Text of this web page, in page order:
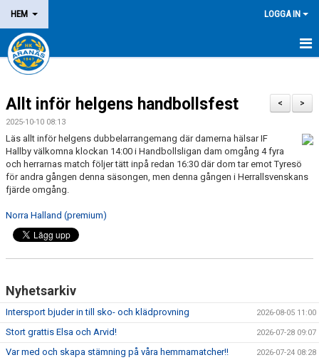
HEM LOGGA IN
NYHETER
OM KLUBBEN
MEDLEM
LEDARE
DOMARE/FUNKTIONÄR
KALENDER
MATCHER
LOTTERIER
>
<
Allt inför helgens handbollsfest
2025-10-10 08:13
Läs allt inför helgens dubbelarrangemang där damerna hälsar IF
Hallby välkomna klockan 14:00 i Handbollsligan dam omgång 4 fyra
och herrarnas match följer tätt inpå redan 16:30 där dom tar emot Tyresö
för andra gången denna säsongen, men denna gången i Herrallsvenskans
fjärde omgång.
Norra Halland (premium)
Nyhetsarkiv
Intersport bjuder in till sko- och klädprovning 2026-08-05 11:00
Stort grattis Elsa och Arvid! 2026-07-28 09:07
Var med och skapa stämning på våra hemmamatcher!! 2026-07-24 08:28